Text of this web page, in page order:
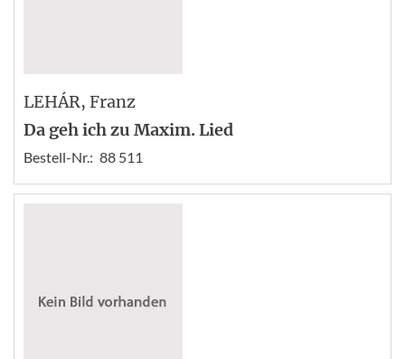
LEHÁR, Franz
Da geh ich zu Maxim. Lied
Bestell-Nr.: 88 511